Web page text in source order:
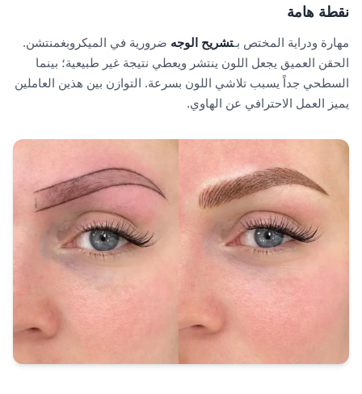
نقطة هامة
مهارة ودراية المختص بـتشريح الوجه ضرورية في الميكروبغمنتشن.
الحقن العميق يجعل اللون ينتشر ويعطي نتيجة غير طبيعية؛ بينما
السطحي جداً يسبب تلاشي اللون بسرعة. التوازن بين هذين العاملين
يميز العمل الاحترافي عن الهاوي.